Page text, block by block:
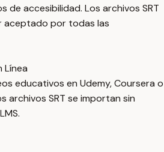
de accesibilidad. Los archivos SRT
aceptado por todas las
Línea
educativos en Udemy, Coursera o
archivos SRT se importan sin